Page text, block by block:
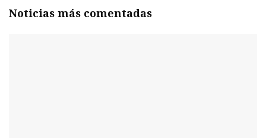
Noticias más comentadas